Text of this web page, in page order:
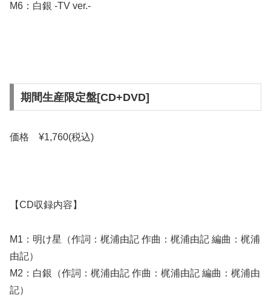
M6：白銀 -TV ver.-
期間生産限定盤[CD+DVD]
価格 ¥1,760(税込)
【CD収録内容】
M1：明け星（作詞：梶浦由記 作曲：梶浦由記 編曲：梶浦
由記）
M2：白銀（作詞：梶浦由記 作曲：梶浦由記 編曲：梶浦由
記）